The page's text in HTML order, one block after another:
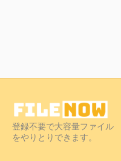
登録不要で大容量ファイル
をやりとりできます。